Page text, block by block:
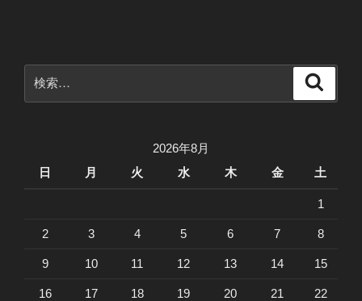
ー
シ
索:
2026年8月
日
月 火 水 木 金 土
1
2 3 4 5 6 7 8
9 10 11 12 13 14 15
16 17 18 19 20 21 22